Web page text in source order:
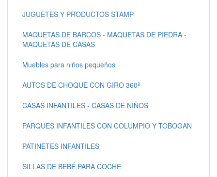
JUGUETES Y PRODUCTOS STAMP
MAQUETAS DE BARCOS - MAQUETAS DE PIEDRA -
MAQUETAS DE CASAS
Muebles para niños pequeños
AUTOS DE CHOQUE CON GIRO 360º
CASAS INFANTILES - CASAS DE NIÑOS
PARQUES INFANTILES CON COLUMPIO Y TOBOGAN
PATINETES INFANTILES
SILLAS DE BEBÉ PARA COCHE